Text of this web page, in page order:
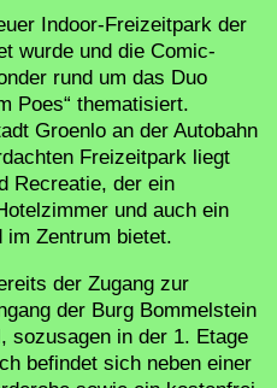
Indoor-Freizeitpark der
wurde und die Comic-
rund um das Duo
Poes“ thematisiert.
Groenlo an der Autobahn
Freizeitpark liegt
Recreatie, der ein
und auch ein
im Zentrum bietet.
der Zugang zur
der Burg Bommelstein
sozusagen in der 1. Etage
befindet sich neben einer